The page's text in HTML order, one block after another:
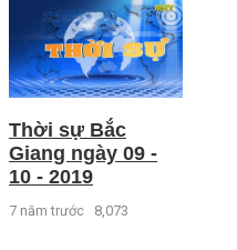
Thời sự Bắc
Giang ngày 09 -
10 - 2019
7 năm trước 8,073